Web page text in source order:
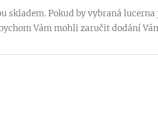
skladem. Pokud by vybraná
Vám mohli zaručit dodání